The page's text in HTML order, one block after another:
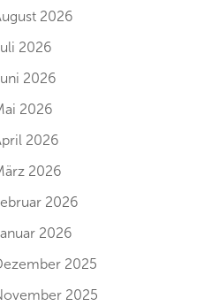
2026
2026
2026
2026
2026
2026
2026
2026
2025
2025